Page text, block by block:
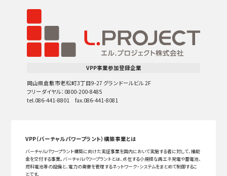
VPP事業参加登録企業
岡山県倉敷市老松町3丁目9-27 グランドールビル 2F
フリーダイヤル：0800-200-8485
tel.086-441-8801 fax.086-441-8081
VPP（バーチャルパワープラント）構築事業とは
バーチャルパワープラント構築に向けた実証事業を国内において実施する者に対して、補助
金を交付する事業。バーチャルパワープラントとは、点在する小規模な再エネ発電や蓄電池、
燃料電池等の設備と、電力の需要を管理するネットワーク・システムをまとめて制御するこ
とです。